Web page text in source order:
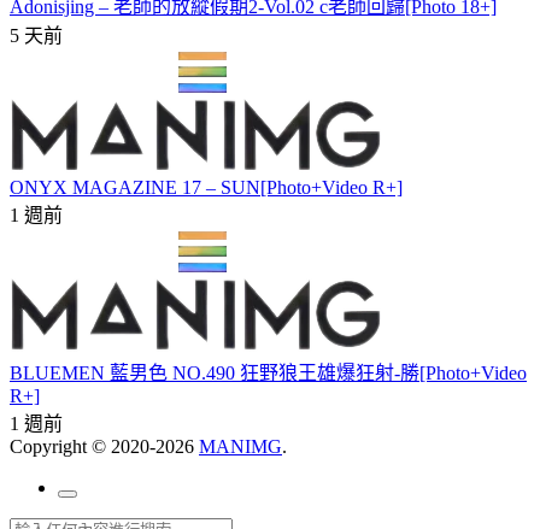
Adonisjing – 老師的放縱假期2-Vol.02 c老師回歸[Photo 18+]
5 天前
ONYX MAGAZINE 17 – SUN[Photo+Video R+]
1 週前
BLUEMEN 藍男色 NO.490 狂野狼王雄爆狂射-勝[Photo+Video
R+]
1 週前
Copyright © 2020-2026 MANIMG.